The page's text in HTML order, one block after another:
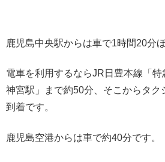
鹿児島中央駅からは車で1時間20分ほ
電車を利用するならJR日豊本線「
神宮駅」まで約50分、そこからタク
到着です。
鹿児島空港からは車で約40分です。